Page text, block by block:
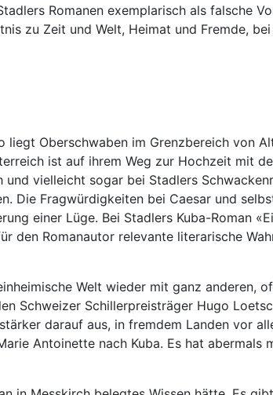
Romanen exemplarisch als falsche
zu Zeit und Welt, Heimat und Fremde,
Oberschwaben im Grenzbereich von
ist auf ihrem Weg zur Hochzeit mit
vielleicht sogar bei Stadlers
Die Fragwürdigkeiten bei Caesar und
einer Lüge. Bei Stadlers Kuba-Roman
Romanautor relevante literarische
Welt wieder mit ganz anderen,
Schweizer Schillerpreisträger Hugo
darauf aus, in fremdem Landen vor
Antoinette nach Kuba. Es hat abermals